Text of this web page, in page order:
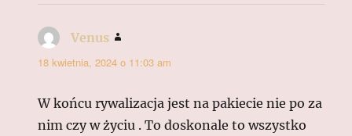
Venus
18 kwietnia, 2024 o 11:03 am
W końcu rywalizacja jest na pakiecie nie po za
nim czy w życiu . To doskonale to wszystko